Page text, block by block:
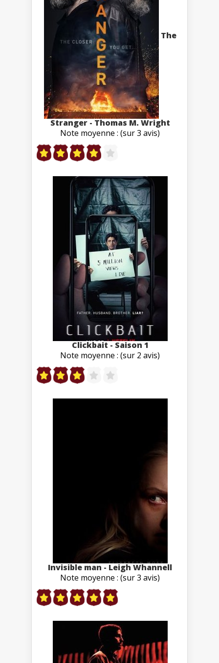
The
Stranger - Thomas M. Wright
Note moyenne : (sur 3 avis)
Clickbait - Saison 1
Note moyenne : (sur 2 avis)
Invisible man - Leigh Whannell
Note moyenne : (sur 3 avis)